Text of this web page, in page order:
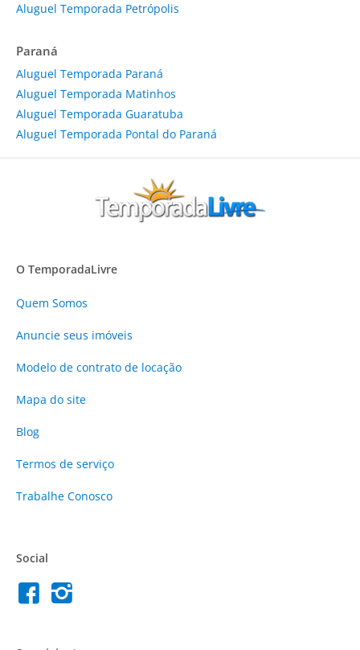
Aluguel Temporada Petrópolis
Paraná
Aluguel Temporada Paraná
Aluguel Temporada Matinhos
Aluguel Temporada Guaratuba
Aluguel Temporada Pontal do Paraná
O TemporadaLivre
Quem Somos
Anuncie seus imóveis
Modelo de contrato de locação
Mapa do site
Blog
Termos de serviço
Trabalhe Conosco
Social